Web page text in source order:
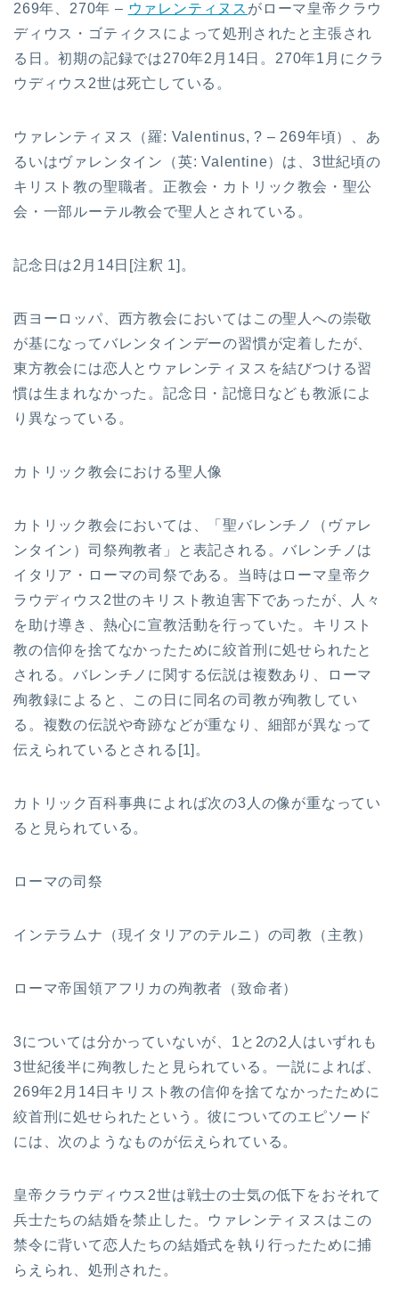
269年、270年 – ウァレンティヌス がローマ皇帝クラウ
ディウス・ゴティクスによって処刑されたと主張され
る日。初期の記録では270年2月14日。270年1月にクラ
ウディウス2世は死亡している。
ウァレンティヌス（羅: Valentinus, ? – 269年頃）、あ
るいはヴァレンタイン（英: Valentine）は、3世紀頃の
キリスト教の聖職者。正教会・カトリック教会・聖公
会・一部ルーテル教会で聖人とされている。
記念日は2月14日[注釈 1]。
西ヨーロッパ、西方教会においてはこの聖人への崇敬
が基になってバレンタインデーの習慣が定着したが、
東方教会には恋人とウァレンティヌスを結びつける習
慣は生まれなかった。記念日・記憶日なども教派によ
り異なっている。
カトリック教会における聖人像
カトリック教会においては、「聖バレンチノ（ヴァレ
ンタイン）司祭殉教者」と表記される。バレンチノは
イタリア・ローマの司祭である。当時はローマ皇帝ク
ラウディウス2世のキリスト教迫害下であったが、人々
を助け導き、熱心に宣教活動を行っていた。キリスト
教の信仰を捨てなかったために絞首刑に処せられたと
される。バレンチノに関する伝説は複数あり、ローマ
殉教録によると、この日に同名の司教が殉教してい
る。複数の伝説や奇跡などが重なり、細部が異なって
伝えられているとされる[1]。
カトリック百科事典によれば次の3人の像が重なってい
ると見られている。
ローマの司祭
インテラムナ（現イタリアのテルニ）の司教（主教）
ローマ帝国領アフリカの殉教者（致命者）
3については分かっていないが、1と2の2人はいずれも
3世紀後半に殉教したと見られている。一説によれば、
269年2月14日キリスト教の信仰を捨てなかったために
絞首刑に処せられたという。彼についてのエピソード
には、次のようなものが伝えられている。
皇帝クラウディウス2世は戦士の士気の低下をおそれて
兵士たちの結婚を禁止した。ウァレンティヌスはこの
禁令に背いて恋人たちの結婚式を執り行ったために捕
らえられ、処刑された。